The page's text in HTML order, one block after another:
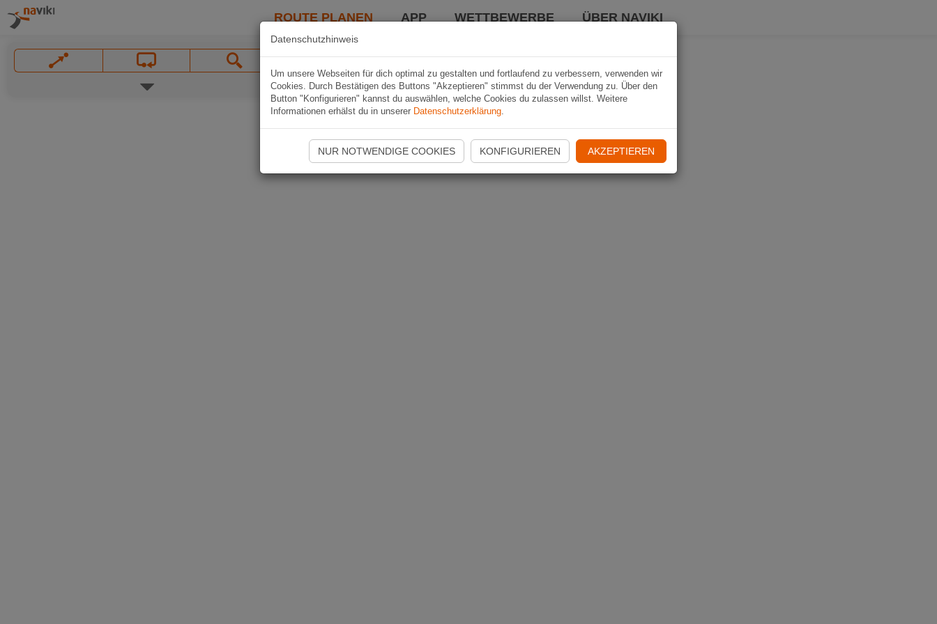
ROUTE PLANEN APP WETTBEWERBE ÜBER NAVIKI
Datenschutzhinweis
Um unsere Webseiten für dich optimal zu gestalten und fortlaufend zu verbessern, verwenden wir
Cookies. Durch Bestätigen des Buttons "Akzeptieren" stimmst du der Verwendung zu. Über den
Button "Konfigurieren" kannst du auswählen, welche Cookies du zulassen willst. Weitere
Informationen erhälst du in unserer Datenschutzerklärung.
NUR NOTWENDIGE COOKIES KONFIGURIEREN AKZEPTIEREN